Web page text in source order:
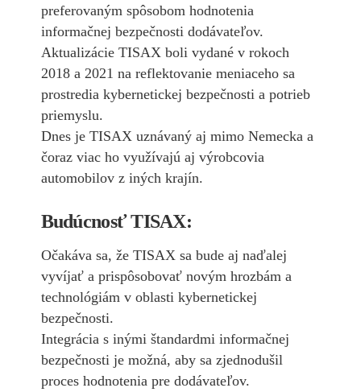
preferovaným spôsobom hodnotenia
informačnej bezpečnosti dodávateľov.
Aktualizácie TISAX boli vydané v rokoch
2018 a 2021 na reflektovanie meniaceho sa
prostredia kybernetickej bezpečnosti a potrieb
priemyslu.
Dnes je TISAX uznávaný aj mimo Nemecka a
čoraz viac ho využívajú aj výrobcovia
automobilov z iných krajín.
Budúcnosť TISAX:
Očakáva sa, že TISAX sa bude aj naďalej
vyvíjať a prispôsobovať novým hrozbám a
technológiám v oblasti kybernetickej
bezpečnosti.
Integrácia s inými štandardmi informačnej
bezpečnosti je možná, aby sa zjednodušil
proces hodnotenia pre dodávateľov.